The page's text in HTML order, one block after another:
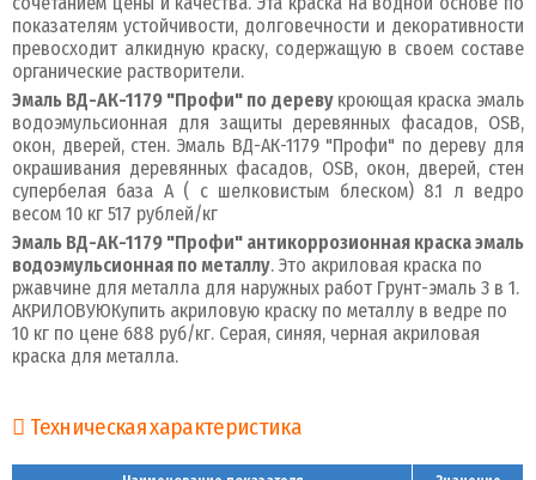
показателям устойчивости, долговечности и декоративности
превосходит алкидную краску, содержащую в своем составе
органические растворители.
Эмаль ВД-АК-1179 "Профи" по дереву кроющая краска эмаль
водоэмульсионная для защиты деревянных фасадов, OSB,
окон, дверей, стен. Эмаль ВД-АК-1179 "Профи" по дереву для
окрашивания деревянных фасадов, OSB, окон, дверей, стен
супербелая база А ( с шелковистым блеском) 8.1 л ведро
весом 10 кг 517 рублей/кг
Эмаль ВД-АК-1179 "Профи" антикоррозионная краска эмаль
водоэмульсионная по металлу. Это акриловая краска по
ржавчине для металла для наружных работ Грунт-эмаль 3 в 1.
АКРИЛОВУЮКупить акриловую краску по металлу в ведре по
10 кг по цене 688 руб/кг. Серая, синяя, черная акриловая
краска для металла.
Техническая характеристика